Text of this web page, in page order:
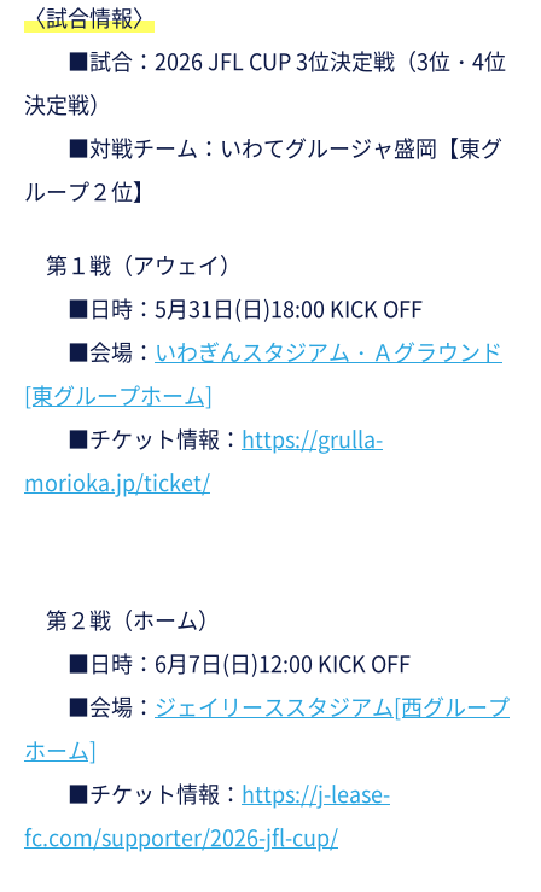
〈試合情報〉
■試合：2026 JFL CUP 3位決定戦（3位・4位
決定戦）
■対戦チーム：いわてグルージャ盛岡【東グ
ループ２位】
第１戦（アウェイ）
■日時：5月31日(日)18:00 KICK OFF
■会場： いわぎんスタジアム・Ａグラウンド
[東グループホーム]
■チケット情報： https://grulla-
morioka.jp/ticket/
第２戦（ホーム）
■日時：6月7日(日)12:00 KICK OFF
■会場： ジェイリーススタジアム[西グループ
ホーム]
■チケット情報： https://j-lease-
fc.com/supporter/2026-jfl-cup/